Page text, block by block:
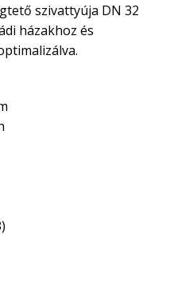
szivattyúja DN 32
házakhoz és